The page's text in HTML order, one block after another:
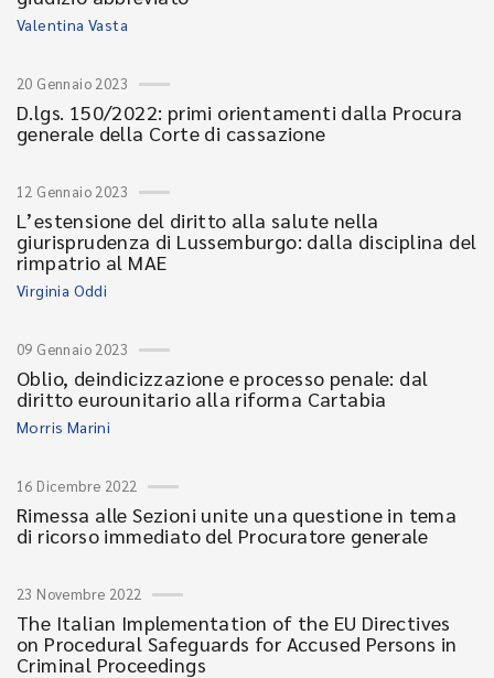
Valentina Vasta
20 Gennaio 2023
D.lgs. 150/2022: primi orientamenti dalla Procura
generale della Corte di cassazione
12 Gennaio 2023
L’estensione del diritto alla salute nella
giurisprudenza di Lussemburgo: dalla disciplina del
rimpatrio al MAE
Virginia Oddi
09 Gennaio 2023
Oblio, deindicizzazione e processo penale: dal
diritto eurounitario alla riforma Cartabia
Morris Marini
16 Dicembre 2022
Rimessa alle Sezioni unite una questione in tema
di ricorso immediato del Procuratore generale
23 Novembre 2022
The Italian Implementation of the EU Directives
on Procedural Safeguards for Accused Persons in
Criminal Proceedings